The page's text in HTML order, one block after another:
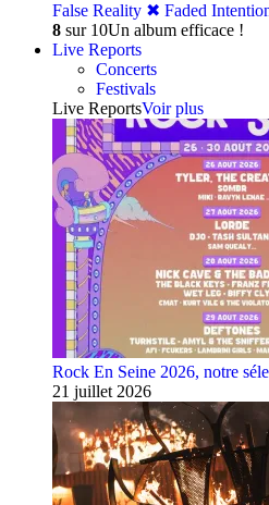
False Reality ✖︎ Faded
8 sur 10Un album efficace !
Live Reports
Concerts
Festivals
Live ReportsVoir plus
Rock En Seine 2026, notre
21 juillet 2026